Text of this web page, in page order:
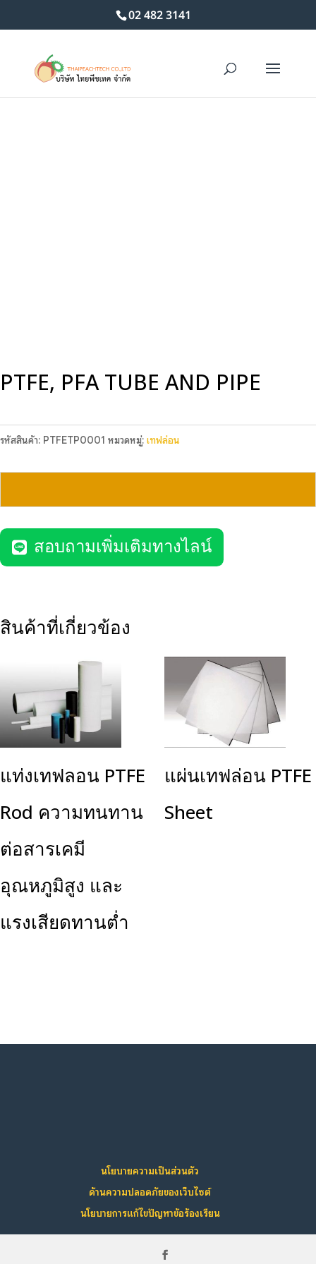
02 482 3141
/เทฟล่อน/ PTFE, PFA TUBE AND PIPE
PTFE, PFA TUBE AND PIPE
รหัสสินค้า: PTFETP0001 หมวดหมู่: เทฟล่อน
สอบถามเพิ่มเติมทางไลน์
สินค้าที่เกี่ยวข้อง
แท่งเทฟลอน PTFE
Rod ความทนทาน
ต่อสารเคมี
อุณหภูมิสูง และ
แรงเสียดทานต่ำ
แผ่นเทฟล่อน PTFE
Sheet
นโยบายความเป็นส่วนตัว
ด้านความปลอดภัยของเว็บไซต์
นโยบายการแก้ไขปัญหาข้อร้องเรียน